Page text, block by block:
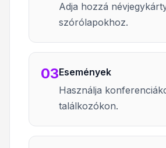
Adja hozzá
szórólapokhoz.
03Események
Használja
találkozókon.